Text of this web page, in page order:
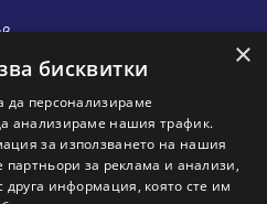
×
бисквитки
да персонализираме
анализираме нашия трафик.
за използването на нашия
за реклама и анализи,
информация, която сте им